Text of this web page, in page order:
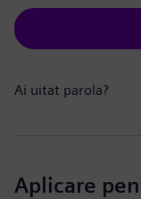
Ai uitat parola?
Aplicare